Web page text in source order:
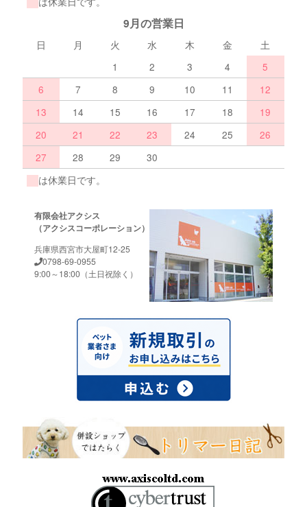
9月の営業日
日 月 火 水 木 金
土
1
2 3 4
5
6
7 8 9 10 11
12
13
14 15 16 17 18
19
20
21 22 23 24 25
26
27
28 29
30
は休業日です。
有限会社アクシス
（アクシスコーポレーション）
兵庫県西宮市大屋町12-25
0798-69-0955
9:00～18:00（土日祝除く）